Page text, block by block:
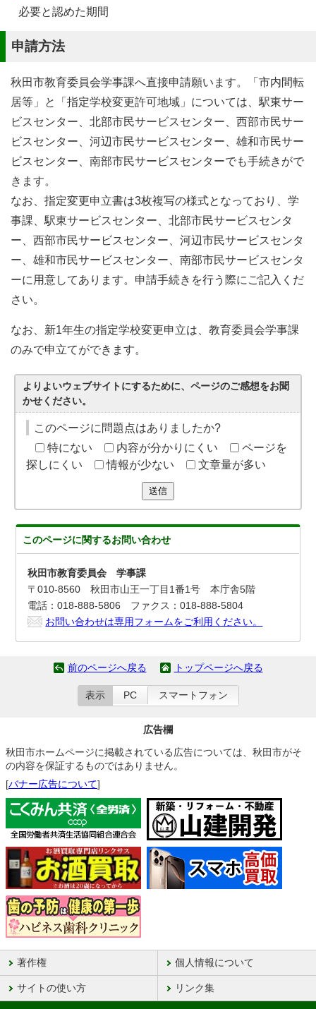
必要と認めた期間
申請方法
秋田市教育委員会学事課へ直接申請願います。「市内間転
居等」と「指定学校変更許可地域」については、駅東サー
ビスセンター、北部市民サービスセンター、西部市民サー
ビスセンター、河辺市民サービスセンター、雄和市民サー
ビスセンター、南部市民サービスセンターでも手続きがで
きます。
なお、指定変更申立書は3枚複写の様式となっており、学
事課、駅東サービスセンター、北部市民サービスセンタ
ー、西部市民サービスセンター、河辺市民サービスセンタ
ー、雄和市民サービスセンター、南部市民サービスセンタ
ーに用意してあります。申請手続きを行う際にご記入くだ
さい。
なお、新1年生の指定学校変更申立は、教育委員会学事課
のみで申立てができます。
よりよいウェブサイトにするために、ページのご感想をお聞
かせください。
このページに問題点はありましたか?
特にない
内容が分かりにくい
ページを
探しにくい
情報が少ない 文章量が多い
送信
このページに関するお問い合わせ
秋田市教育委員会 学事課
〒010-8560 秋田市山王一丁目1番1号 本庁舎5階
電話：018-888-5806 ファクス：018-888-5804
お問い合わせは専用フォームをご利用ください。
前のページへ戻る トップページへ戻る
表示 PC スマートフォン
広告欄
秋田市ホームページに掲載されている広告については、秋田市がそ
の内容を保証するものではありません。
[バナー広告について]
著作権 個人情報について
サイトの使い方 リンク集